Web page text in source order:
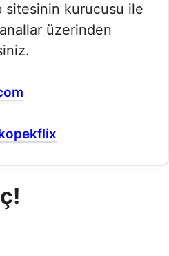
sitesinin kurucusu ile
üzerinden